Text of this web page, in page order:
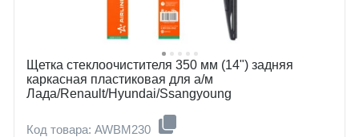
Щетка стеклоочистителя 350 мм (14") задняя
каркасная пластиковая для а/м
Лада/Renault/Hyundai/Ssangyoung
Код товара: AWBM230